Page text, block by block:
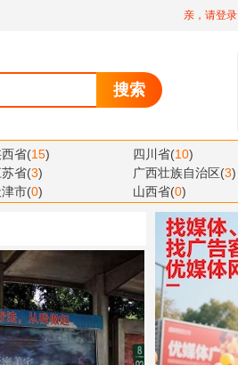
亲，请登录
搜索
西省(15) 四川省(10)
省(3) 广西壮族自治区(3)
津市(0) 山西省(0)